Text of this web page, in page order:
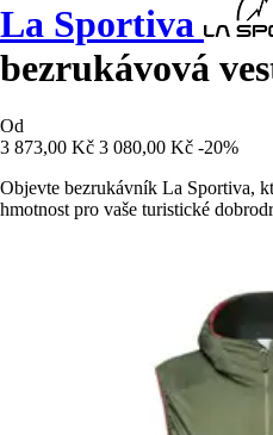
La Sportiva
bezrukávová
Od
3 873,00 Kč 3 080,00 Kč -20%
Objevte bezrukávník La Sportiva,
hmotnost pro vaše turistické